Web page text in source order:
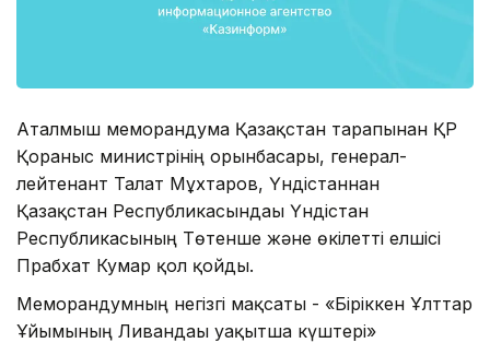
Аталмыш меморандумға Қазақстан тарапынан ҚР
Қорғаныс министрінің орынбасары, генерал-
лейтенант Талғат Мұхтаров, Үндістаннан
Қазақстан Республикасындағы Үндістан
Республикасының Төтенше және өкілетті елшісі
Прабхат Кумар қол қойды.
Меморандумның негізгі мақсаты - «Біріккен Ұлттар
Ұйымының Ливандағы уақытша күштері»